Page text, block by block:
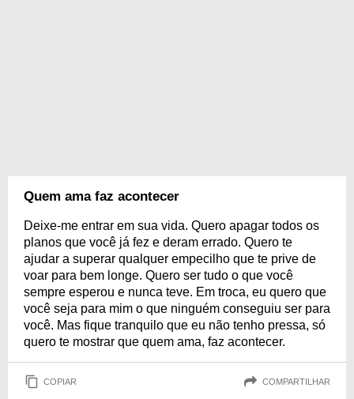
Quem ama faz acontecer
Deixe-me entrar em sua vida. Quero apagar todos os
planos que você já fez e deram errado. Quero te
ajudar a superar qualquer empecilho que te prive de
voar para bem longe. Quero ser tudo o que você
sempre esperou e nunca teve. Em troca, eu quero que
você seja para mim o que ninguém conseguiu ser para
você. Mas fique tranquilo que eu não tenho pressa, só
quero te mostrar que quem ama, faz acontecer.
COPIAR COMPARTILHAR